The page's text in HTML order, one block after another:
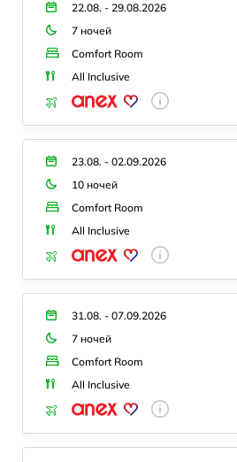
22.08. - 29.08.2026
7 ночей
Comfort Room
All Inclusive
23.08. - 02.09.2026
10 ночей
Comfort Room
All Inclusive
31.08. - 07.09.2026
7 ночей
Comfort Room
All Inclusive